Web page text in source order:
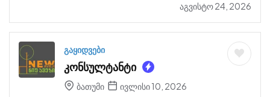
აგვისტო 24, 2026
გაყიდვები
კონსულტანტი
ბათუმი ივლისი 10, 2026